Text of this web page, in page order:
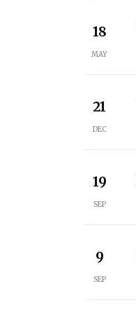
18
MAY
21
DEC
19
SEP
9
SEP